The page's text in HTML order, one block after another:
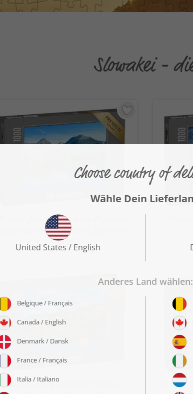
Slowakei -
Puzzle „Bergsee Strbske Pleso im
Nationalpark Hohe Tatra, Slowakei“
ab 19,99 €
Puzzle „Burg über der Donau,
Puzzle